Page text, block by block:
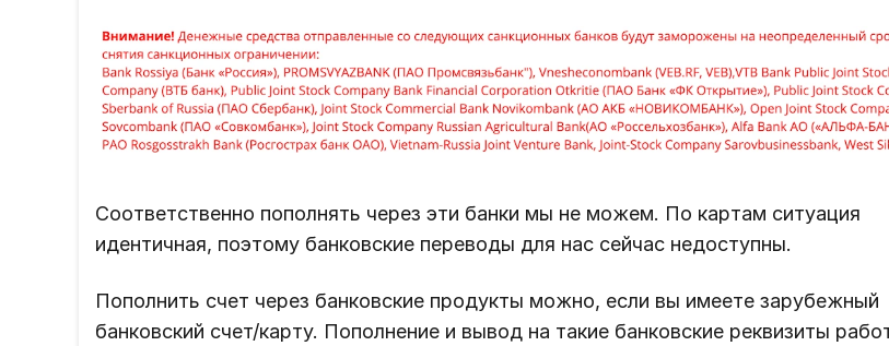
Соответственно пополнять через эти банки мы не можем. По картам ситуация
идентичная, поэтому банковские переводы для нас сейчас недоступны.
Пополнить счет через банковские продукты можно, если вы имеете зарубежный
банковский счет/карту. Пополнение и вывод на такие банковские реквизиты